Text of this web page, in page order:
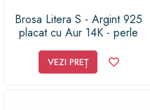
Brosa Litera S - Argint 925
placat cu Aur 14K - perle
VEZI PREȚ